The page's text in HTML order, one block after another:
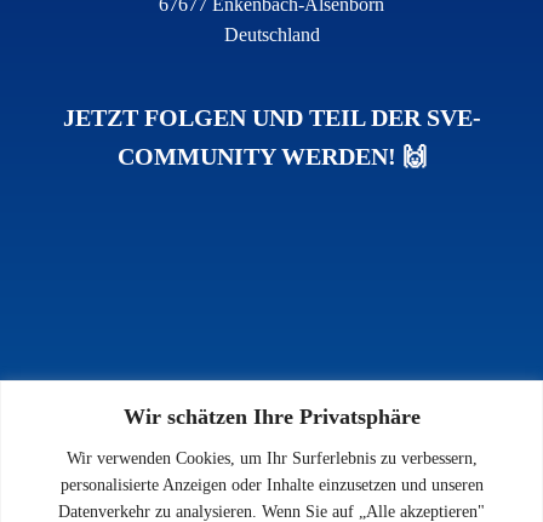
Wir schätzen Ihre Privatsphäre
Wir verwenden Cookies, um Ihr Surferlebnis zu verbessern,
personalisierte Anzeigen oder Inhalte einzusetzen und unseren
Datenverkehr zu analysieren. Wenn Sie auf „Alle akzeptieren"
67677 Enkenbach-Alsenborn
Deutschland
JETZT FOLGEN UND TEIL DER SVE-
COMMUNITY WERDEN! 🙌
INFOS
Impressum
Datenschutz